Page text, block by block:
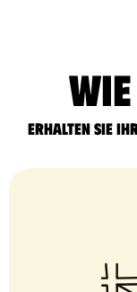
Erhalten Sie